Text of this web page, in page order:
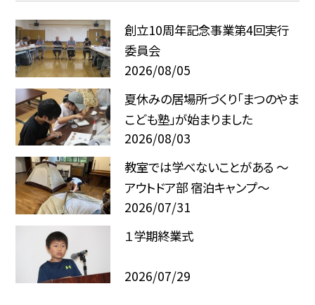
創立10周年記念事業第4回実行
委員会
2026/08/05
夏休みの居場所づくり「まつのやま
こども塾」が始まりました
2026/08/03
教室では学べないことがある ～
アウトドア部 宿泊キャンプ～
2026/07/31
１学期終業式
2026/07/29